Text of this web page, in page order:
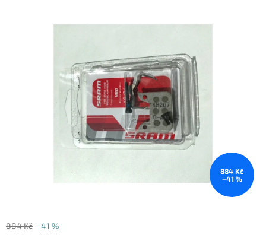
884 Kč
–41 %
884 Kč –41 %